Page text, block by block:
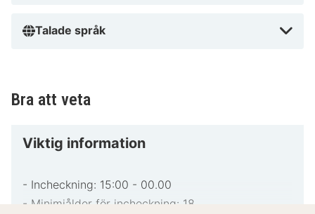
Talade språk
Bra att veta
Viktig information
- Incheckning: 15:00 - 00.00
- Minimiålder för incheckning: 18